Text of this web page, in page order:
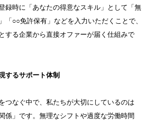
録時に「あなたの得意なスキル」として「無
「○○免許保有」などを入力いただくことで、
する企業から直接オファーが届く仕組みで
するサポート体制
つなぐ中で、私たちが大切にしているのは
係」です。無理なシフトや過度な労働時間